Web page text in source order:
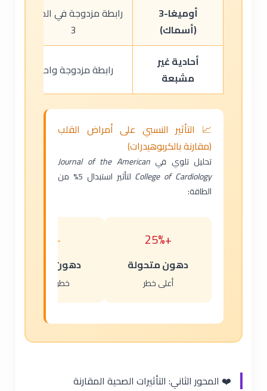
أوميغا-3
(أسماك)
رابطة مزدوجة في الموقع
3
أحادية غير
مشبعة
رابطة مزدوجة واحدة
📈 التأثير النسبي على أمراض القلب
(مقارنة بالكربوهيدرات)
تحليل تلوي فيJournal of the American
College of Cardiology
لتأثير استبدال 5% من
الطاقة:
+25%
دهون متحولة
أعلى خطر
+6%
دهون مشبعة
خطر معتدل
❤️ المحور الثاني: التأثيرات الصحية المقارنة